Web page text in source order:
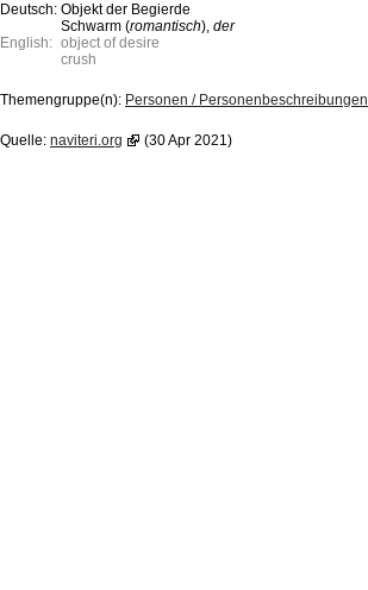
Deutsch: Objekt der Begierde
Schwarm (romantisch), der
English: object of desire
crush
Themengruppe(n): Personen / Personenbeschreibungen
Quelle: naviteri.org (30 Apr 2021)